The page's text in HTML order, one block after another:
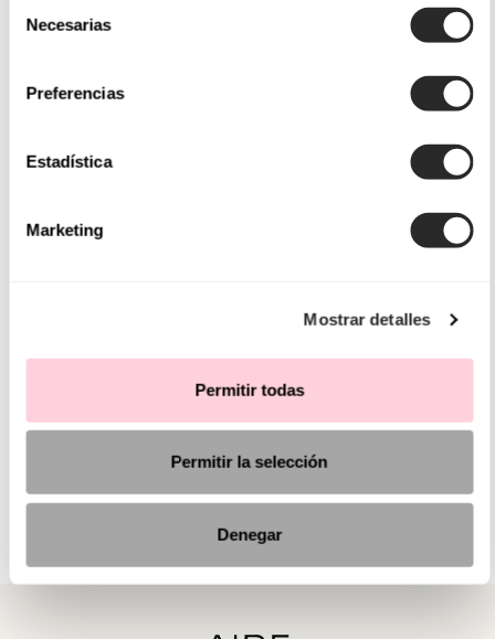
Necesarias
Preferencias
Estadística
Marketing
Mostrar detalles
Permitir todas
Permitir la selección
Denegar